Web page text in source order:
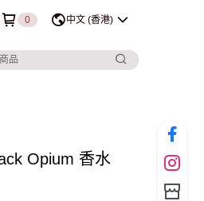
0 中文 (香港)
Opium 香水